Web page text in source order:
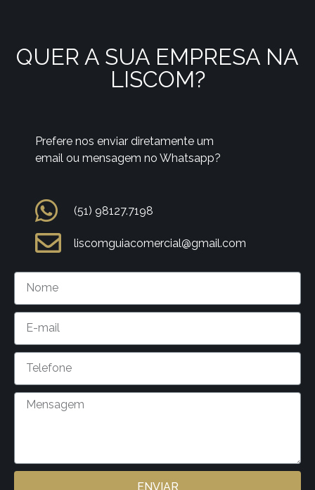
QUER A SUA EMPRESA NA
LISCOM?
Prefere nos enviar diretamente um
email ou mensagem no Whatsapp?
(51) 98127.7198
liscomguiacomercial@gmail.com
ENVIAR